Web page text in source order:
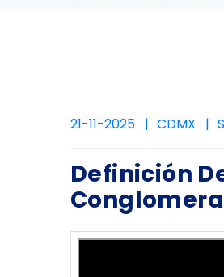
21-11-2025 CDMX
Definición